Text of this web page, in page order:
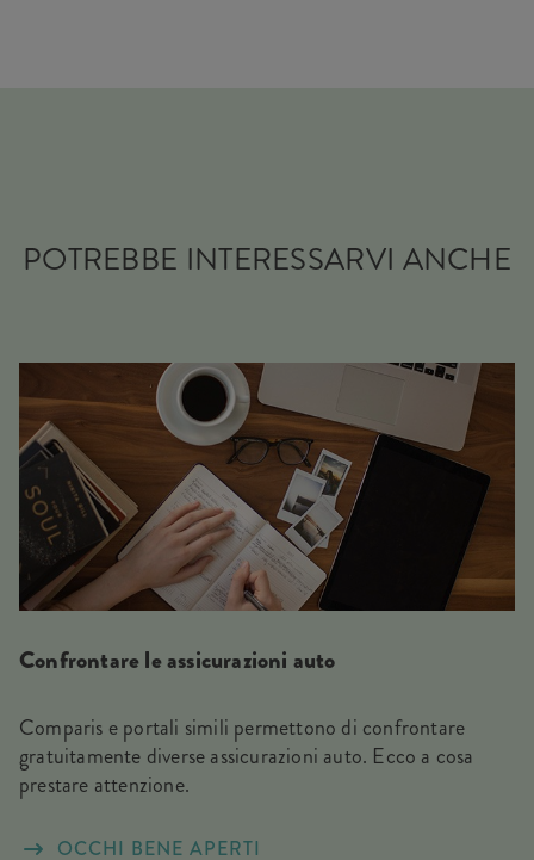
POTREBBE INTERESSARVI ANCHE
Confrontare le assicurazioni auto
Comparis e portali simili permettono di confrontare
gratuitamente diverse assicurazioni auto. Ecco a cosa
prestare attenzione.
OCCHI BENE APERTI